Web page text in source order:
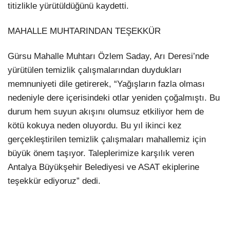
titizlikle yürütüldüğünü kaydetti.
MAHALLE MUHTARINDAN TEŞEKKÜR
Gürsu Mahalle Muhtarı Özlem Saday, Arı Deresi’nde
yürütülen temizlik çalışmalarından duydukları
memnuniyeti dile getirerek, “Yağışların fazla olması
nedeniyle dere içerisindeki otlar yeniden çoğalmıştı. Bu
durum hem suyun akışını olumsuz etkiliyor hem de
kötü kokuya neden oluyordu. Bu yıl ikinci kez
gerçekleştirilen temizlik çalışmaları mahallemiz için
büyük önem taşıyor. Taleplerimize karşılık veren
Antalya Büyükşehir Belediyesi ve ASAT ekiplerine
teşekkür ediyoruz” dedi.